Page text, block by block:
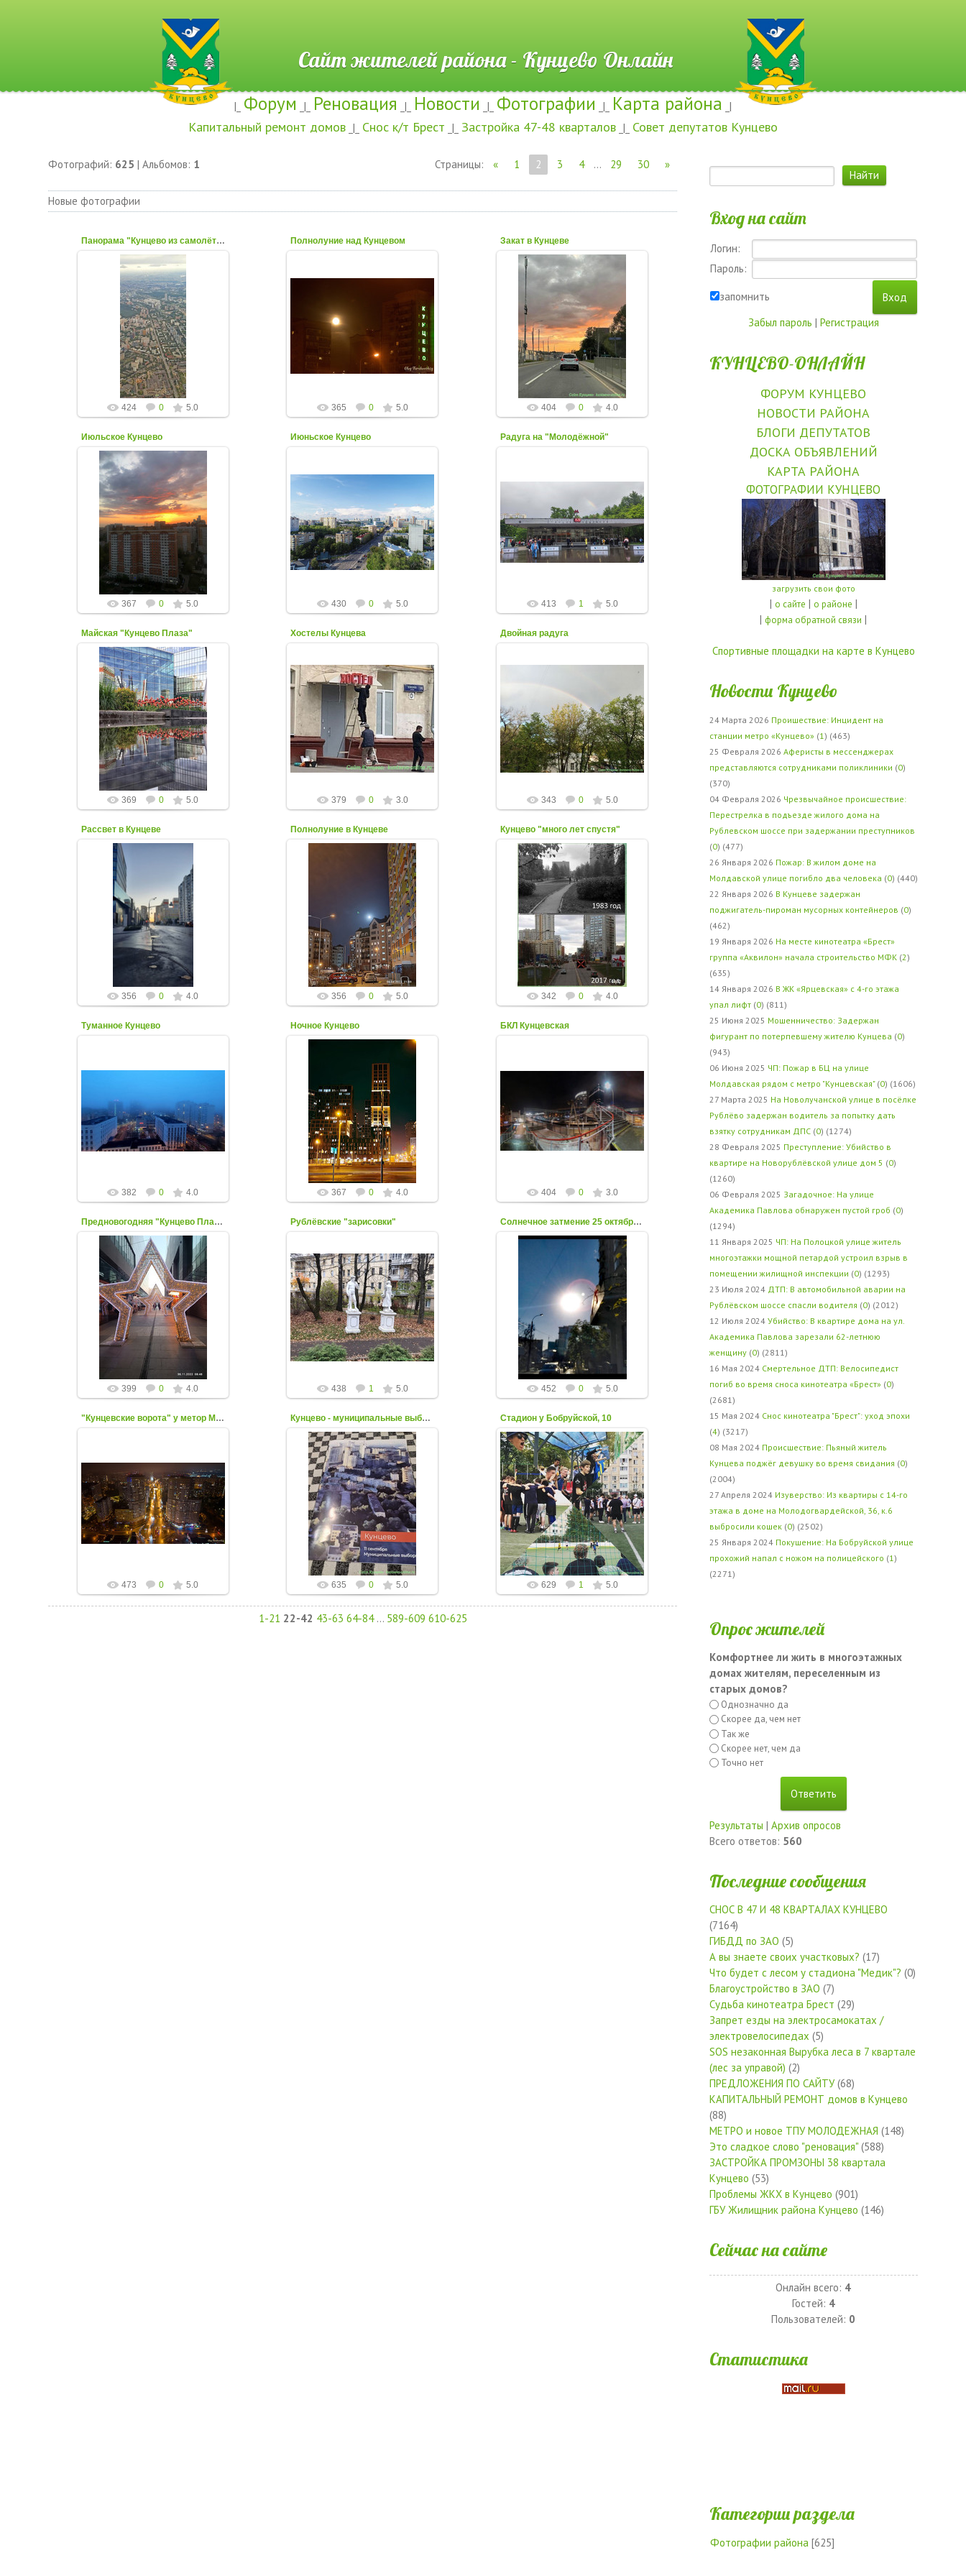
Сайт жителей района - Кунцево Онлайн
|_ Форум _|_ Реновация _|_ Новости _|_ Фотографии _|_ Карта района _|
Капитальный ремонт домов _|_ Снос к/т Брест _|_ Застройка 47-48 кварталов _|_ Совет депутатов Кунцево
Фотографий: 625 | Альбомов: 1 Страницы: « 1 2 3 4 ... 29 30 »
Новые фотографии
Панорама "Кунцево из самолёта"
10 Августа 2023
Вид района Кунцево из самолёта
при заходе на посадку во Внуково.
Фото от Марии Пластининой
kuntsevo-online
424 0 5.0
Полнолуние над Кунцевом
«Все видели полнолуние в
минувший вечер? Или это
солнце?» — шутит Олег
Тараковский
kuntsevo-online
365 0 5.0
Закат в Кунцеве
24 Июля 2023
"Закат в Москве по улице Ивана
Франко, 23 июля 2023 года. Слева
"платник" строится." Роман
Перфильев
kuntsevo-online
404 0 4.0
Июльское Кунцево
14 Июля 2023
"Тучный" закат над Ельнинской.
Фото от Арины Гирды
kuntsevo-online
367 0 5.0
Июньское Кунцево
30 Июня 2023
Фото Е. Цветковой
kuntsevo-online
430 0 5.0
Радуга на "Молодёжной"
08 Июня 2023
Фото от 7 июня от Сергея
Макурина
kuntsevo-online
413 1 5.0
Майская "Кунцево Плаза"
31 Мая 2023
Фото в "зеркале лужи" от Валерия
Н.
kuntsevo-online
369 0 5.0
Хостелы Кунцева
23 Мая 2023
Фото с комментарием от Галины
С.: "Искренне сочувствуем
жителям ул. Боженко. Хостелы в
Кунцево множатся активнее,
чем...
kuntsevo-online
379 0 3.0
Двойная радуга
11 Мая 2023
Посёлок Рублёво, ул. Советская,
д. 11
kuntsevo-online
343 0 5.0
Рассвет в Кунцеве
15 Апреля 2023
Фото Ксении Новицкой
kuntsevo-online
356 0 4.0
Полнолуние в Кунцеве
07 Апреля 2023
Фото от Полины Щуриковой
kuntsevo-online
356 0 5.0
Кунцево "много лет спустя"
06 Апреля 2023
Коллаж от Леонида Проценко
kuntsevo-online
342 0 4.0
Туманное Кунцево
Фото Алексея Рачёнка
kuntsevo-online
382 0 4.0
Ночное Кунцево
24 Марта 2023
Фото Дмитрия Стёпина
kuntsevo-online
367 0 4.0
БКЛ Кунцевская
09 Декабря 2022
Фото от Николая Гарина
kuntsevo-online
404 0 3.0
Предновогодняя "Кунцево Плаза"
30 Ноября 2022
kuntsevo-online
399 0 4.0
Рублёвские "зарисовки"
03 Ноября 2022
Сквер Василия Ботылёва
kuntsevo-online
438 1 5.0
Солнечное затмение 25 октября 2022 в Кунцеве
26 Октября 2022
Фото от Кристины Апрельевой
kuntsevo-online
452 0 5.0
"Кунцевские ворота" у метор Молодёжная
19 Сентября 2022
Фото от Олега Тараковского
kuntsevo-online
473 0 5.0
Кунцево - муниципальные выборы 11 сентября 2022
04 Сентября 2022
Фотоколлаж от Юрия
Феклистова
kuntsevo-online
635 0 5.0
Стадион у Бобруйской, 10
29 Августа 2022
Большой спортивный фестиваль
молодёжи Кунцева
kuntsevo-online
629 1 5.0
1-21 22-42 43-63 64-84 ... 589-609 610-625
Вход на сайт
Логин:
Пароль:
запомнить
Забыл пароль | Регистрация
КУНЦЕВО-ОНЛАЙН
ФОРУМ КУНЦЕВО
НОВОСТИ РАЙОНА
БЛОГИ ДЕПУТАТОВ
ДОСКА ОБЪЯВЛЕНИЙ
КАРТА РАЙОНА
ФОТОГРАФИИ КУНЦЕВО
загрузить свои фото
| о сайте | о районе |
|форма обратной связи |
Спортивные площадки на карте в Кунцево
Новости Кунцево
24 Марта 2026 Проишествие: Инцидент на
станции метро «Кунцево» (1) (463)
25 Февраля 2026 Аферисты в мессенджерах
представляются сотрудниками поликлиники (0)
(370)
04 Февраля 2026 Чрезвычайное происшествие:
Перестрелка в подъезде жилого дома на
Рублевском шоссе при задержании преступников
(0) (477)
26 Января 2026 Пожар: В жилом доме на
Молдавской улице погибло два человека (0) (440)
22 Января 2026 В Кунцеве задержан
поджигатель-пироман мусорных контейнеров (0)
(462)
19 Января 2026 На месте кинотеатра «Брест»
группа «Аквилон» начала строительство МФК (2)
(635)
14 Января 2026 В ЖК «Ярцевская» с 4-го этажа
упал лифт (0) (811)
25 Июня 2025 Мошенничество: Задержан
фигурант по потерпевшему жителю Кунцева (0)
(943)
06 Июня 2025 ЧП: Пожар в БЦ на улице
Молдавская рядом с метро "Кунцевская" (0) (1606)
27 Марта 2025 На Новолучанской улице в посёлке
Рублёво задержан водитель за попытку дать
взятку сотрудникам ДПС (0) (1274)
28 Февраля 2025 Преступление: Убийство в
квартире на Новорублёвской улице дом 5 (0)
(1260)
06 Февраля 2025 Загадочное: На улице
Академика Павлова обнаружен пустой гроб (0)
(1294)
11 Января 2025 ЧП: На Полоцкой улице житель
многоэтажки мощной петардой устроил взрыв в
помещении жилищной инспекции (0) (1293)
23 Июля 2024 ДТП: В автомобильной аварии на
Рублёвском шоссе спасли водителя (0) (2012)
12 Июля 2024 Убийство: В квартире дома на ул.
Академика Павлова зарезали 62-летнюю
женщину (0) (2811)
16 Мая 2024 Смертельное ДТП: Велосипедист
погиб во время сноса кинотеатра «Брест» (0)
(2681)
15 Мая 2024 Снос кинотеатра "Брест": уход эпохи
(4) (3217)
08 Мая 2024 Происшествие: Пьяный житель
Кунцева поджёг девушку во время свидания (0)
(2004)
27 Апреля 2024 Изуверство: Из квартиры с 14-го
этажа в доме на Молодогвардейской, 36, к.6
выбросили кошек (0) (2502)
25 Января 2024 Покушение: На Бобруйской улице
прохожий напал с ножом на полицейского (1)
(2271)
Опрос жителей
Комфортнее ли жить в многоэтажных
домах жителям, переселенным из
старых домов?
Однозначно да
Скорее да, чем нет
Так же
Скорее нет, чем да
Точно нет
Результаты | Архив опросов
Всего ответов: 560
Последние сообщения
СНОС В 47 И 48 КВАРТАЛАХ КУНЦЕВО
(7164)
ГИБДД по ЗАО (5)
А вы знаете своих участковых? (17)
Что будет с лесом у стадиона "Медик"? (0)
Благоустройство в ЗАО (7)
Судьба кинотеатра Брест (29)
Запрет езды на электросамокатах /
электровелосипедах (5)
SOS незаконная Вырубка леса в 7 квартале
(лес за управой) (2)
ПРЕДЛОЖЕНИЯ ПО САЙТУ(68)
КАПИТАЛЬНЫЙ РЕМОНТ домов в Кунцево
(88)
МЕТРО и новое ТПУ МОЛОДЕЖНАЯ (148)
Это сладкое слово "реновация"(588)
ЗАСТРОЙКА ПРОМЗОНЫ 38 квартала
Кунцево (53)
Проблемы ЖКХ в Кунцево (901)
ГБУ Жилищник района Кунцево (146)
Сейчас на сайте
Онлайн всего: 4
Гостей: 4
Пользователей: 0
Статистика
Категории раздела
Фотографии района [625]